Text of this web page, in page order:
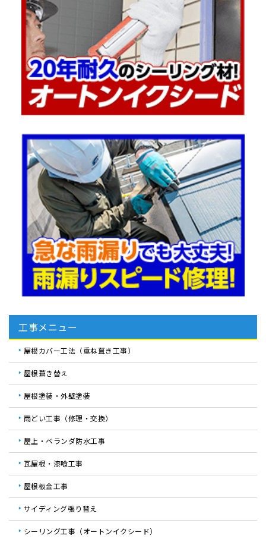
工事メニュー
屋根カバー工法（重ね葺き工事）
屋根葺き替え
屋根塗装・外壁塗装
雨どい工事（修理・交換）
屋上・ベランダ防水工事
瓦屋根・漆喰工事
屋根板金工事
サイディング張り替え
シーリング工事（オートンイクシード）